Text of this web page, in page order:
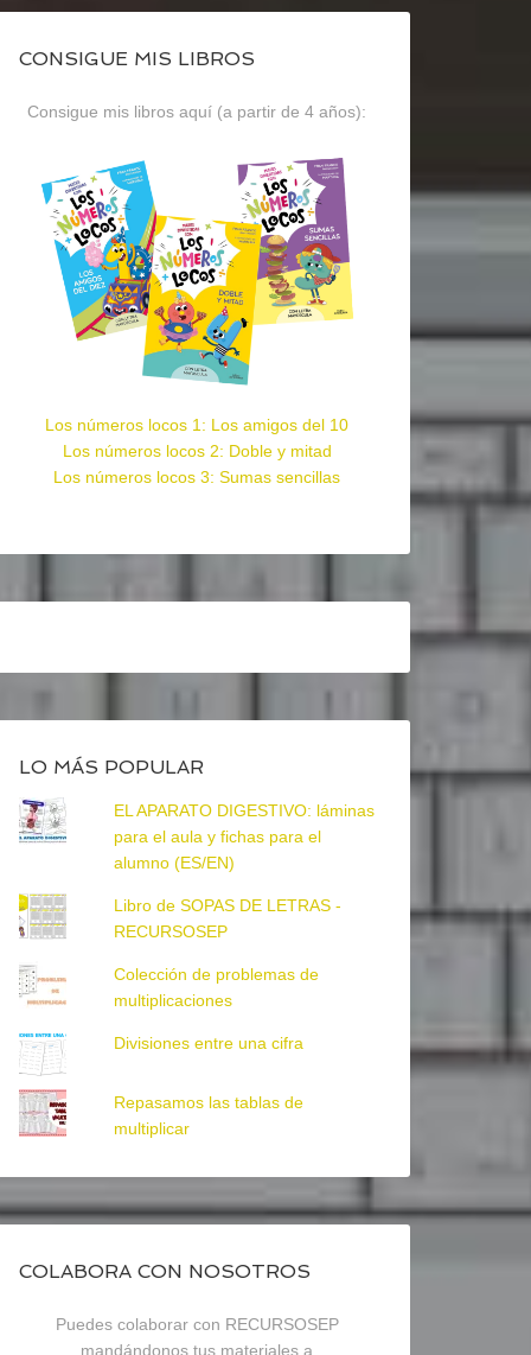
CONSIGUE MIS LIBROS
Consigue mis libros aquí (a partir de 4 años):
Los números locos 1: Los amigos del 10
Los números locos 2: Doble y mitad
Los números locos 3: Sumas sencillas
LO MÁS POPULAR
EL APARATO DIGESTIVO: láminas
para el aula y fichas para el
alumno (ES/EN)
Libro de SOPAS DE LETRAS -
RECURSOSEP
Colección de problemas de
multiplicaciones
Divisiones entre una cifra
Repasamos las tablas de
multiplicar
COLABORA CON NOSOTROS
Puedes colaborar con RECURSOSEP
mandándonos tus materiales a